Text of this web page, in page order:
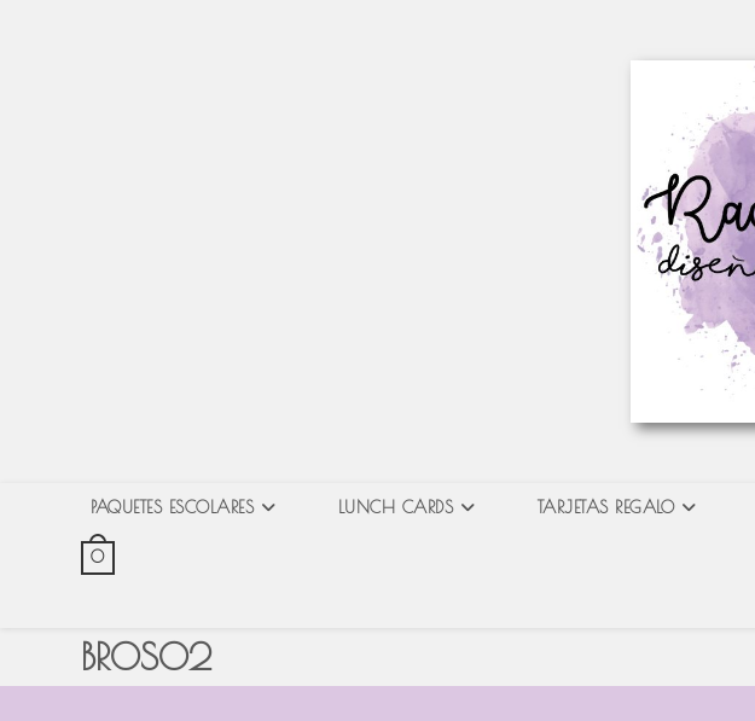
PAQUETES ESCOLARES LUNCH CARDS TARJETAS REGALO
0
BROS02